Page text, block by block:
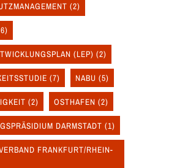
(2)
(LEP) (2)
(7) NABU (5)
(2) OSTHAFEN (2)
DARMSTADT (1)
FRANKFURT/RHEIN-